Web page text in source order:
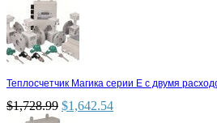
Теплосчетчик Магика серии Е с двумя
$1,728.99 $1,642.54